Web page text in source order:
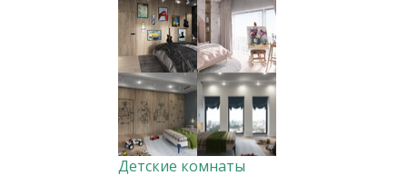
Детские комнаты